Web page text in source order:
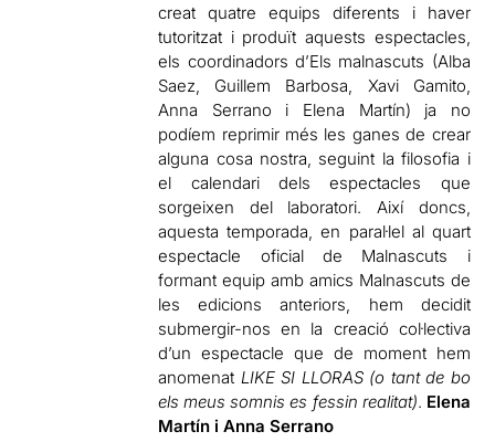
creat quatre equips diferents i haver
tutoritzat i produït aquests espectacles,
els coordinadors d’Els malnascuts (Alba
Saez, Guillem Barbosa, Xavi Gamito,
Anna Serrano i Elena Martín) ja no
podíem reprimir més les ganes de crear
alguna cosa nostra, seguint la filosofia i
el calendari dels espectacles que
sorgeixen del laboratori. Així doncs,
aquesta temporada, en paral·lel al quart
espectacle oficial de Malnascuts i
formant equip amb amics Malnascuts de
les edicions anteriors, hem decidit
submergir-nos en la creació col·lectiva
d’un espectacle que de moment hem
anomenat LIKE SI LLORAS (o tant de bo
els meus somnis es fessin realitat). Elena
Martín i Anna Serrano